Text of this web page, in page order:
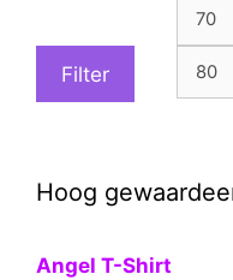
Min.
prijs
Filter
Hoog
Angel T-Shirt